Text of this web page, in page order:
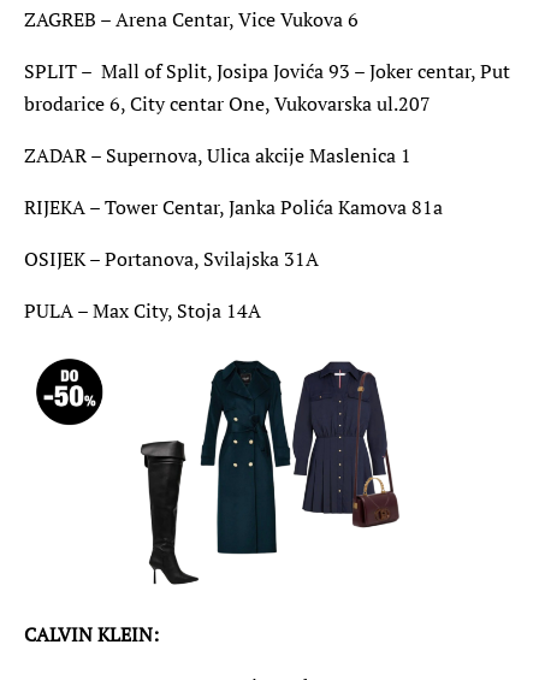
ZAGREB – Arena Centar, Vice Vukova 6
SPLIT – Mall of Split, Josipa Jovića 93 – Joker centar, Put
brodarice 6, City centar One, Vukovarska ul.207
ZADAR – Supernova, Ulica akcije Maslenica 1
RIJEKA – Tower Centar, Janka Polića Kamova 81a
OSIJEK – Portanova, Svilajska 31A
PULA – Max City, Stoja 14A
CALVIN KLEIN: